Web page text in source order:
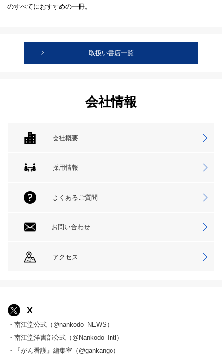
のすべてにおすすめの一冊。
取扱い書店一覧
会社情報
会社概要
採用情報
よくあるご質問
お問い合わせ
アクセス
X
・南江堂公式（@nankodo_NEWS）
・南江堂洋書部公式（@Nankodo_Intl）
・『がん看護』編集室（@gankango）